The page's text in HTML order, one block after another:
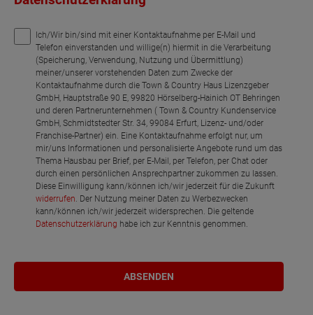
Ich/Wir bin/sind mit einer Kontaktaufnahme per E-Mail und
Telefon einverstanden und willige(n) hiermit in die Verarbeitung
(Speicherung, Verwendung, Nutzung und Übermittlung)
meiner/unserer vorstehenden Daten zum Zwecke der
Kontaktaufnahme durch die Town & Country Haus Lizenzgeber
GmbH, Hauptstraße 90 E, 99820 Hörselberg-Hainich OT Behringen
und deren Partnerunternehmen ( Town & Country Kundenservice
GmbH, Schmidtstedter Str. 34, 99084 Erfurt, Lizenz- und/oder
Franchise-Partner) ein. Eine Kontaktaufnahme erfolgt nur, um
mir/uns Informationen und personalisierte Angebote rund um das
Thema Hausbau per Brief, per E-Mail, per Telefon, per Chat oder
durch einen persönlichen Ansprechpartner zukommen zu lassen.
Diese Einwilligung kann/können ich/wir jederzeit für die Zukunft
widerrufen . Der Nutzung meiner Daten zu Werbezwecken
kann/können ich/wir jederzeit widersprechen. Die geltende
Datenschutzerklärung habe ich zur Kenntnis genommen.